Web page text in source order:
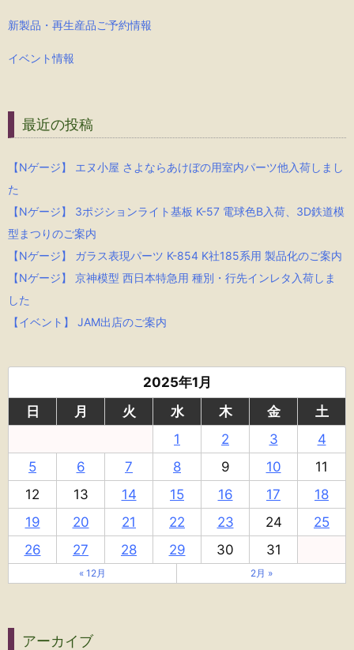
新製品・再生産品ご予約情報
イベント情報
最近の投稿
【Nゲージ】 エヌ小屋 さよならあけぼの用室内パーツ他入荷しまし
た
【Nゲージ】 3ポジションライト基板 K-57 電球色B入荷、3D鉄道模
型まつりのご案内
【Nゲージ】 ガラス表現パーツ K-854 K社185系用 製品化のご案内
【Nゲージ】 京神模型 西日本特急用 種別・行先インレタ入荷しま
した
【イベント】 JAM出店のご案内
2025年1月
日
月 火 水 木 金
土
1
2 3
4
5
6 7 8 9 10
11
12
13 14 15 16 17
18
19
20 21 22 23 24
25
26
27 28 29 30 31
« 12月 2月 »
アーカイブ